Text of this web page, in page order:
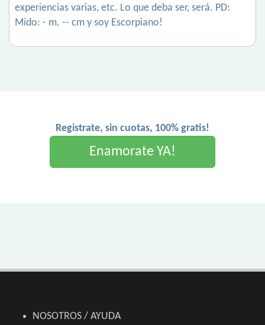
experiencias varias, etc. Lo que deba ser, será. PD:
Mido: - m. -- cm y soy Escorpiano!
Registrate, sin cuotas, 100% gratis!
Enamorate YA!
NOSOTROS / AYUDA